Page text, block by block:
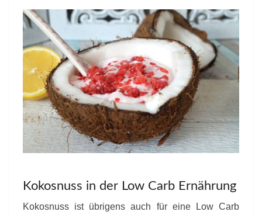
Kokosnuss in der Low Carb Ernährung
Kokosnuss ist übrigens auch für eine Low Carb